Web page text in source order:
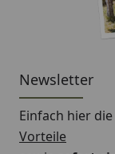
Newsletter
Einfach hier
Vorteile